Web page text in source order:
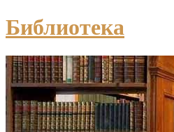
Библиотека